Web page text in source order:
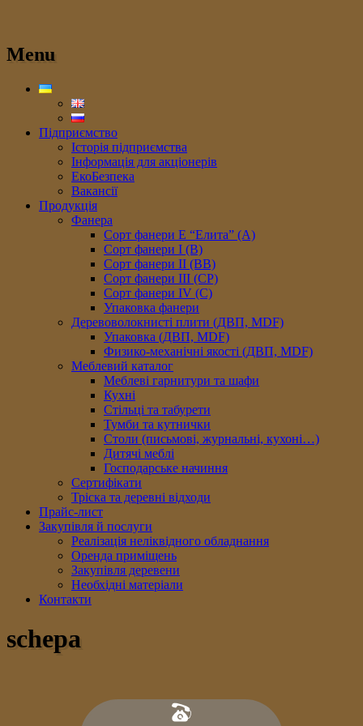
Menu
Підприємство
Історія підприємства
Інформація для акціонерів
ЕкоБезпека
Вакансії
Продукція
Фанера
Сорт фанери E “Елита” (A)
Сорт фанери I (В)
Сорт фанери II (ВB)
Сорт фанери III (CP)
Сорт фанери IV (C)
Упаковка фанери
Деревоволокнисті плити (ДВП, MDF)
Упаковка (ДВП, MDF)
Физико-механічні якості (ДВП, MDF)
Меблевий каталог
Меблеві гарнитури та шафи
Кухні
Стільці та табурети
Тумби та кутнички
Столи (письмові, журнальні, кухоні…)
Дитячі меблі
Господарське начиння
Сертифікати
Тріска та деревні відходи
Прайс-лист
Закупівля й послуги
Реалізація неліквідного обладнання
Оренда приміщень
Закупівля деревени
Необхідні матеріали
Контакти
schepa